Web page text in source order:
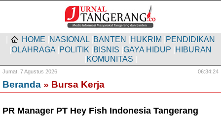
HOME NASIONAL BANTEN HUKRIM PENDIDIKAN
OLAHRAGA POLITIK BISNIS GAYA HIDUP HIBURAN
KOMUNITAS
Jumat, 7 Agustus 2026 06:34:25
Beranda » Bursa Kerja
PR Manager PT Hey Fish Indonesia Tangerang